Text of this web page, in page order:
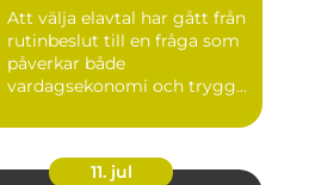
Att välja elavtal har gått från
rutinbeslut till en fråga som
påverkar både
vardagsekonomi och trygg...
11. jul